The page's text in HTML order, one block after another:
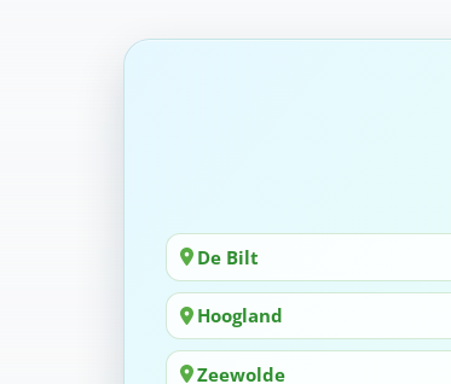
De Bilt
Hoogland
Zeewolde